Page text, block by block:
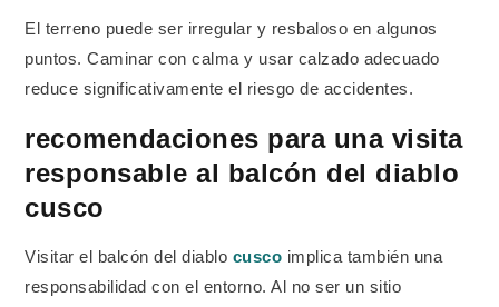
El terreno puede ser irregular y resbaloso en algunos
puntos. Caminar con calma y usar calzado adecuado
reduce significativamente el riesgo de accidentes.
recomendaciones para una visita
responsable al balcón del diablo
cusco
Visitar el balcón del diablo cusco implica también una
responsabilidad con el entorno. Al no ser un sitio